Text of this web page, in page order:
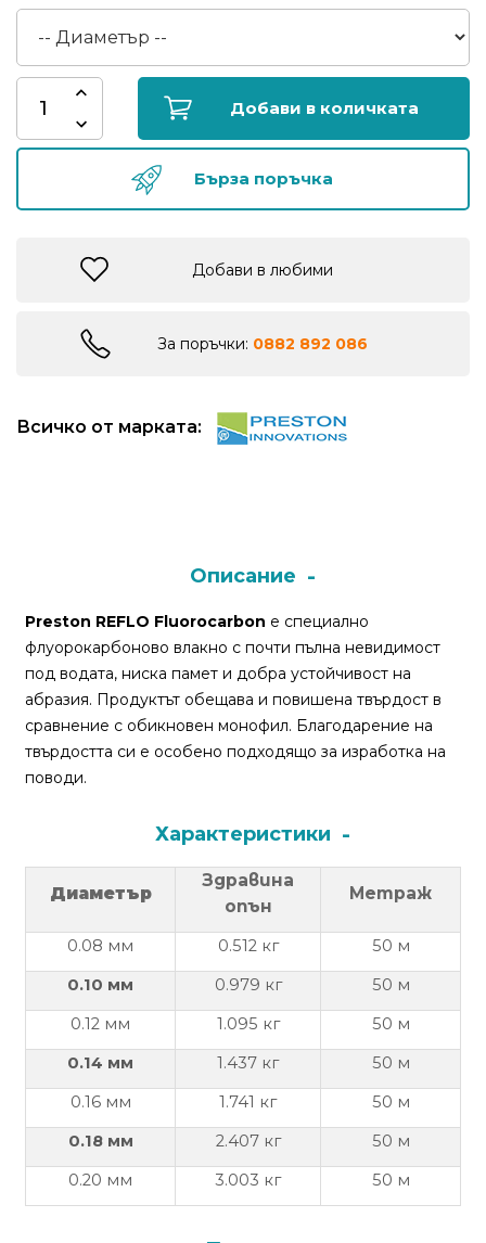
Куки
за
риболов
риболов
Къмпинг
Лодки
примамки
Плувки
за
Комплекти
за
риболов
За
Контакти
Поръчка
доставка
рекламация
Добави в количката
Бърза поръчка
Добави в любими
За поръчки: 0882 892 086
Всичко от марката:
Описание
Preston REFLO Fluorocarbon е специално
флуорокарбоново влакно с почти пълна невидимост
под водата, ниска памет и добра устойчивост на
абразия. Продуктът обещава и повишена твърдост в
сравнение с обикновен монофил. Благодарение на
твърдостта си е особено подходящо за изработка на
поводи.
Характеристики
Диаметър
Здравина
опън
Метраж
0.08 мм 0.512кг
50 м
0.10 мм 0.979 кг
50 м
0.12 мм 1.095 кг
50 м
0.14 мм 1.437 кг
50 м
0.16мм 1.741 кг
50 м
0.18мм 2.407кг
50 м
0.20 мм 3.003 кг 50 м